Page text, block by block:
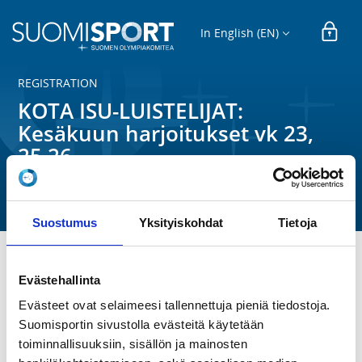
Suostumus Yksityiskohdat Tietoja
Evästehallinta
Evästeet ovat selaimeesi tallennettuja pieniä tiedostoja.
Suomisportin sivustolla evästeitä käytetään
toiminnallisuuksiin, sisällön ja mainosten
In English (EN)
REGISTRATION
KOTA ISU-LUISTELIJAT:
Kesäkuun harjoitukset vk 23,
25,26
Kotkan Taitoluistelu ry
ISU‑ryhmä, mukaan lukien B‑silmut, jotka ovat jo
harjoitusjaksolla. Tavoitteena on ylläpitää kauden
aikana opittuja taitoja sekä harjoitella uusia
elementtejä ja liikkumisen tapoja. Harjoituksissa